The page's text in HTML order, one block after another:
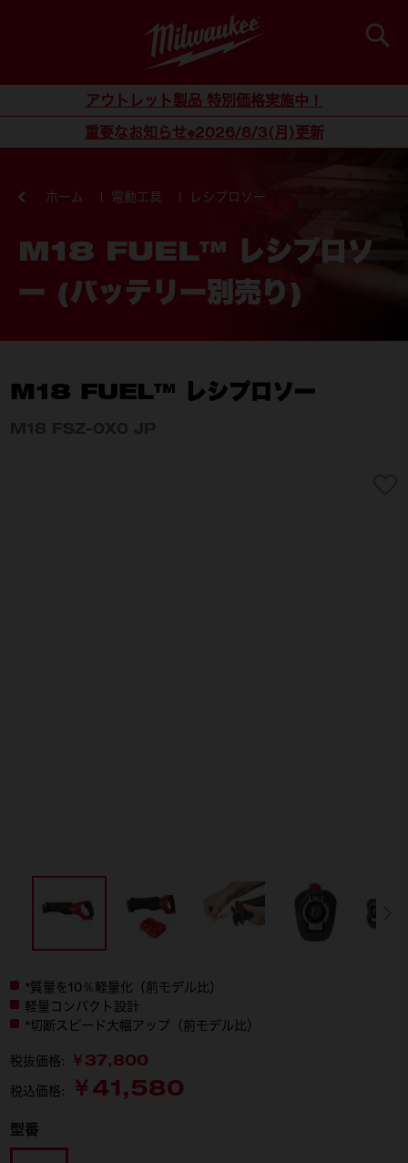
検索
コンテンツにスキップアウトレット製品 特別価格実施中！
重要なお知らせ※2026/8/3(月)更新
ホーム 電動工具 レシプロソー
M18 FUEL™ レシプロソ
ー (バッテリー別売り)
M18 FUEL™ レシプロソー
*質量を10％軽量化（前モデル比）
軽量コンパクト設計
*切断スピード大幅アップ（前モデル比）
税抜価格: ￥37,800
税込価格: ￥41,580
型番